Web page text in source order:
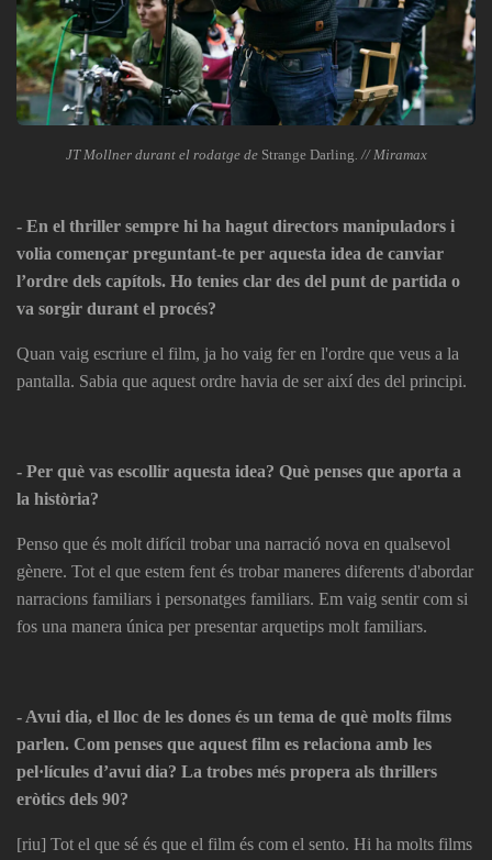
JT Mollner durant el rodatge de Strange Darling . // Miramax
- En el thriller sempre hi ha hagut directors manipuladors i
volia començar preguntant-te per aquesta idea de canviar
l’ordre dels capítols. Ho tenies clar des del punt de partida o
va sorgir durant el procés?
Quan vaig escriure el film, ja ho vaig fer en l'ordre que veus a la
pantalla. Sabia que aquest ordre havia de ser així des del principi.
- Per què vas escollir aquesta idea? Què penses que aporta a
la història?
Penso que és molt difícil trobar una narració nova en qualsevol
gènere. Tot el que estem fent és trobar maneres diferents d'abordar
narracions familiars i personatges familiars. Em vaig sentir com si
fos una manera única per presentar arquetips molt familiars.
- Avui dia, el lloc de les dones és un tema de què molts films
parlen. Com penses que aquest film es relaciona amb les
pel·lícules d’avui dia? La trobes més propera als thrillers
eròtics dels 90?
[riu] Tot el que sé és que el film és com el sento. Hi ha molts films